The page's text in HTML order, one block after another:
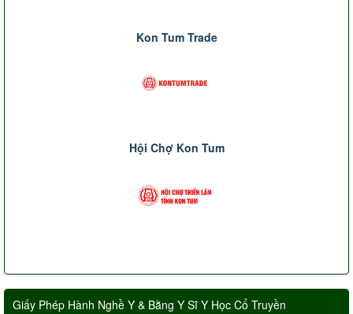
Kon Tum Trade
Hội Chợ Kon Tum
Giấy Phép Hành Nghề Y & Bằng Y Sĩ Y Học Cổ Truyền